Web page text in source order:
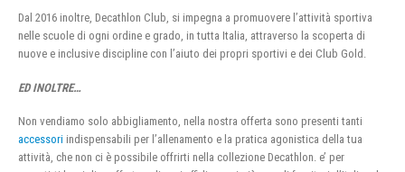
Dal 2016 inoltre, Decathlon Club, si impegna a promuovere l’attività sportiva
nelle scuole di ogni ordine e grado, in tutta Italia, attraverso la scoperta di
nuove e inclusive discipline con l’aiuto dei propri sportivi e dei Club Gold.
ED INOLTRE…
Non vendiamo solo abbigliamento, nella nostra offerta sono presenti tanti
accessori indispensabili per l’allenamento e la pratica agonistica della tua
attività, che non ci è possibile offrirti nella collezione Decathlon. e’ per